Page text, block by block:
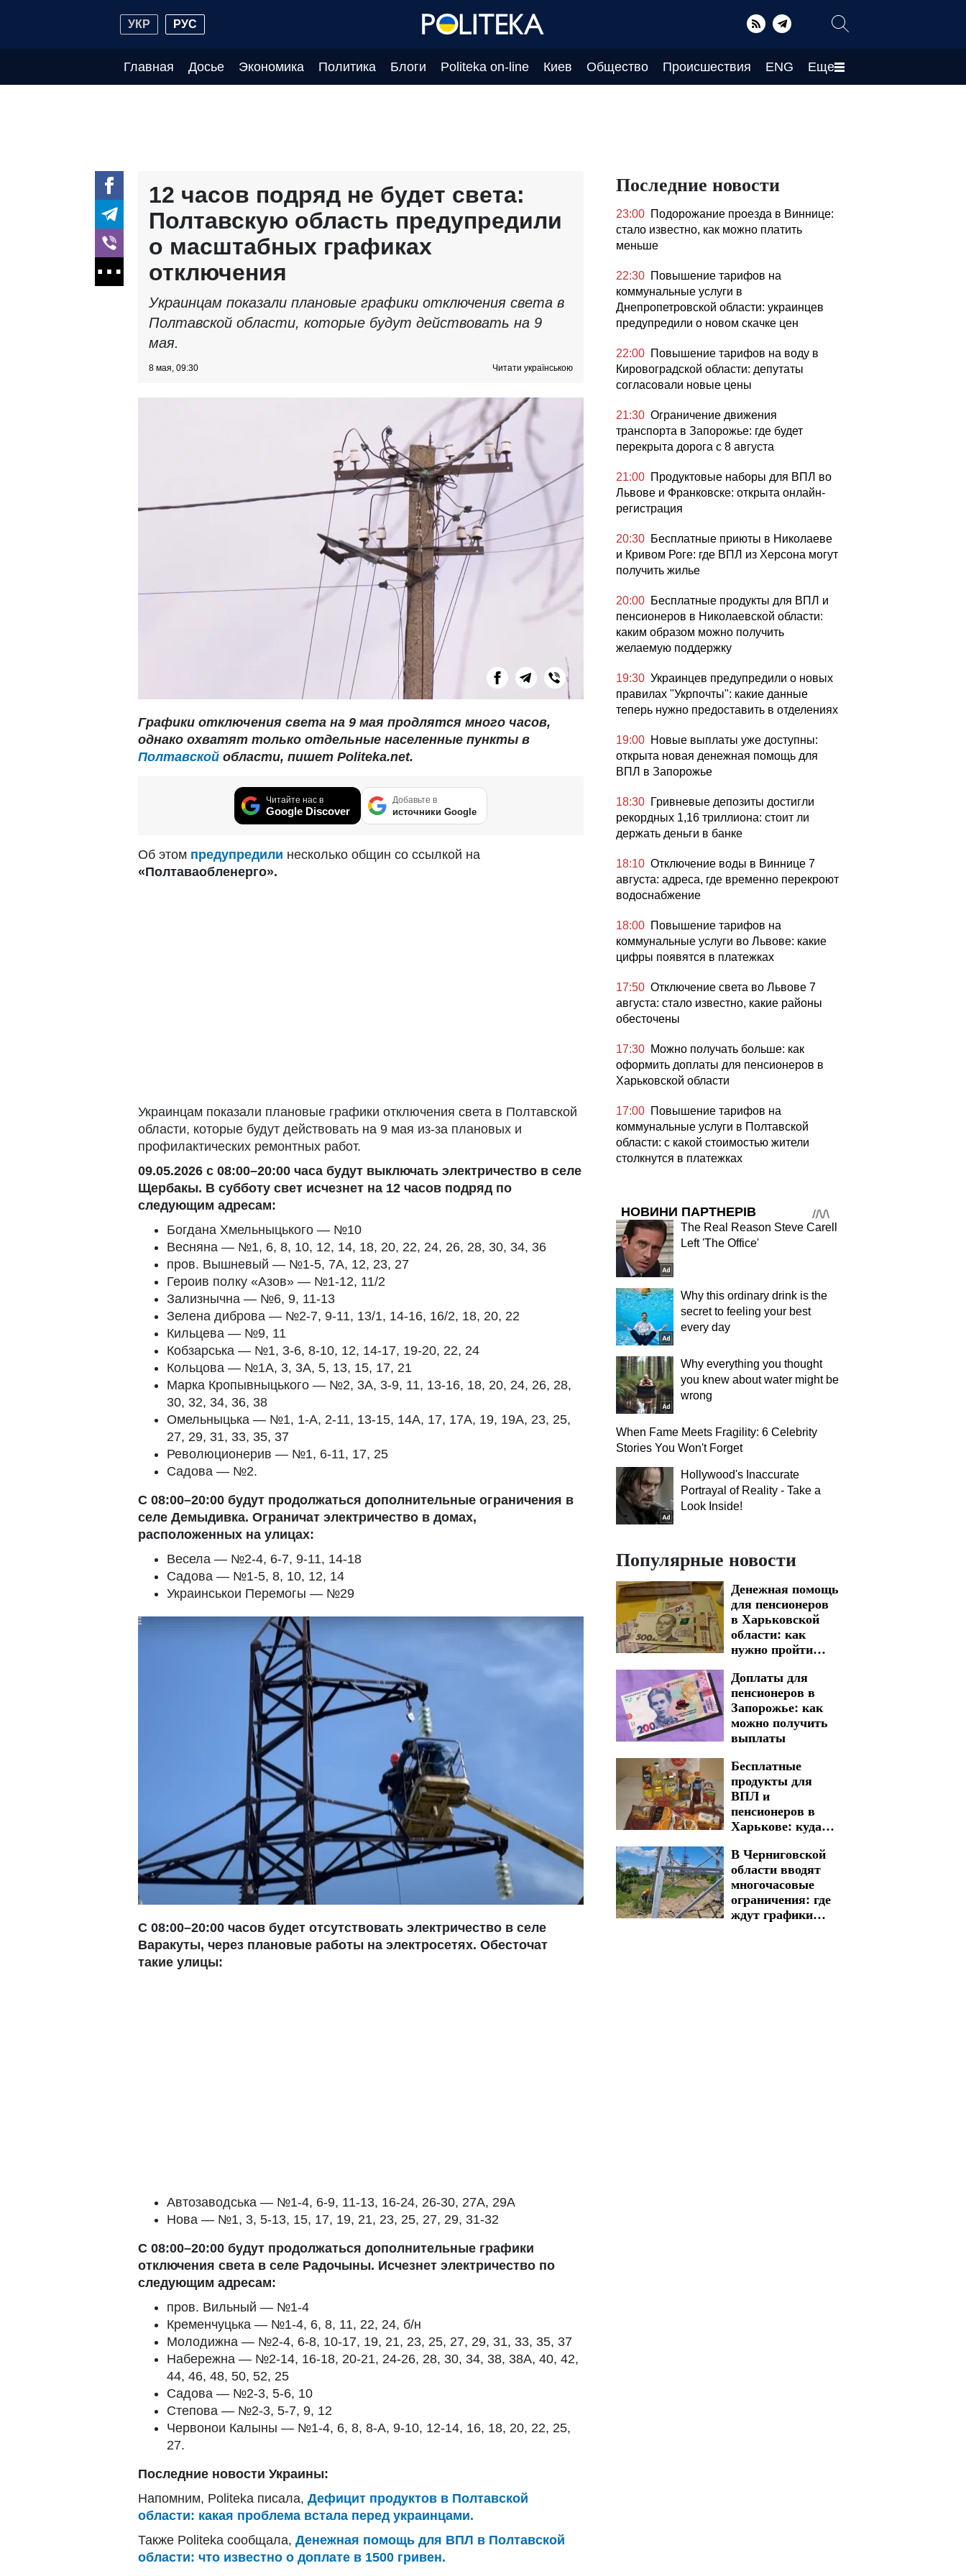
УКР РУС
Главная Досье Экономика Политика Блоги Politeka on-line Киев Общество Происшествия ENG Еще
12 часов подряд не будет света:
Полтавскую область предупредили
о масштабных графиках
отключения
Украинцам показали плановые графики отключения света в
Полтавской области, которые будут действовать на 9
мая.
8 мая, 09:30 Читати українською
Графики отключения света на 9 мая продлятся много часов,
однако охватят только отдельные населенные пункты в
Полтавской области, пишет Politeka.net.
Читайте нас в
Google Discover
Добавьте в
источники Google
Об этом предупредили несколько общин со ссылкой на
«Полтаваобленерго».
Украинцам показали плановые графики отключения света в Полтавской
области, которые будут действовать на 9 мая из-за плановых и
профилактических ремонтных работ.
09.05.2026 с 08:00–20:00 часа будут выключать электричество в селе
Щербакы. В субботу свет исчезнет на 12 часов подряд по
следующим адресам:
Богдана Хмельныцького — №10
Весняна — №1, 6, 8, 10, 12, 14, 18, 20, 22, 24, 26, 28, 30, 34, 36
пров. Вышневый — №1-5, 7А, 12, 23, 27
Героив полку «Азов» — №1-12, 11/2
Зализнычна — №6, 9, 11-13
Зелена диброва — №2-7, 9-11, 13/1, 14-16, 16/2, 18, 20, 22
Кильцева — №9, 11
Кобзарська — №1, 3-6, 8-10, 12, 14-17, 19-20, 22, 24
Кольцова — №1А, 3, 3А, 5, 13, 15, 17, 21
Марка Кропывныцького — №2, 3А, 3-9, 11, 13-16, 18, 20, 24, 26, 28,
30, 32, 34, 36, 38
Омельныцька — №1, 1-А, 2-11, 13-15, 14А, 17, 17А, 19, 19А, 23, 25,
27, 29, 31, 33, 35, 37
Революционерив — №1, 6-11, 17, 25
Садова — №2.
С 08:00–20:00 будут продолжаться дополнительные ограничения в
селе Демыдивка. Ограничат электричество в домах,
расположенных на улицах:
Весела — №2-4, 6-7, 9-11, 14-18
Садова — №1-5, 8, 10, 12, 14
Украинськои Перемогы — №29
С 08:00–20:00 часов будет отсутствовать электричество в селе
Варакуты, через плановые работы на электросетях. Обесточат
такие улицы:
Автозаводська — №1-4, 6-9, 11-13, 16-24, 26-30, 27А, 29А
Нова — №1, 3, 5-13, 15, 17, 19, 21, 23, 25, 27, 29, 31-32
С 08:00–20:00 будут продолжаться дополнительные графики
отключения света в селе Радочыны. Исчезнет электричество по
следующим адресам:
пров. Вильный — №1-4
Кременчуцька — №1-4, 6, 8, 11, 22, 24, б/н
Молодижна — №2-4, 6-8, 10-17, 19, 21, 23, 25, 27, 29, 31, 33, 35, 37
Набережна — №2-14, 16-18, 20-21, 24-26, 28, 30, 34, 38, 38А, 40, 42,
44, 46, 48, 50, 52, 25
Садова — №2-3, 5-6, 10
Степова — №2-3, 5-7, 9, 12
Червонои Калыны — №1-4, 6, 8, 8-А, 9-10, 12-14, 16, 18, 20, 22, 25,
27.
Последние новости Украины:
Напомним, Politeka писала, Дефицит продуктов в Полтавской
области: какая проблема встала перед украинцами.
Также Politeka сообщала, Денежная помощь для ВПЛ в Полтавской
области: что известно о доплате в 1500 гривен.
Последние новости
23:00 Подорожание проезда в Виннице:
стало известно, как можно платить
меньше
22:30 Повышение тарифов на
коммунальные услуги в
Днепропетровской области: украинцев
предупредили о новом скачке цен
22:00 Повышение тарифов на воду в
Кировоградской области: депутаты
согласовали новые цены
21:30 Ограничение движения
транспорта в Запорожье: где будет
перекрыта дорога с 8 августа
21:00 Продуктовые наборы для ВПЛ во
Львове и Франковске: открыта онлайн-
регистрация
20:30 Бесплатные приюты в Николаеве
и Кривом Роге: где ВПЛ из Херсона могут
получить жилье
20:00 Бесплатные продукты для ВПЛ и
пенсионеров в Николаевской области:
каким образом можно получить
желаемую поддержку
19:30 Украинцев предупредили о новых
правилах "Укрпочты": какие данные
теперь нужно предоставить в отделениях
19:00 Новые выплаты уже доступны:
открыта новая денежная помощь для
ВПЛ в Запорожье
18:30 Гривневые депозиты достигли
рекордных 1,16 триллиона: стоит ли
держать деньги в банке
18:10 Отключение воды в Виннице 7
августа: адреса, где временно перекроют
водоснабжение
18:00 Повышение тарифов на
коммунальные услуги во Львове: какие
цифры появятся в платежках
17:50 Отключение света во Львове 7
августа: стало известно, какие районы
обесточены
17:30 Можно получать больше: как
оформить доплаты для пенсионеров в
Харьковской области
17:00 Повышение тарифов на
коммунальные услуги в Полтавской
области: с какой стоимостью жители
столкнутся в платежках
НОВИНИ ПАРТНЕРІВ
The Real Reason Steve Carell
Left 'The Office'
Why this ordinary drink is the
secret to feeling your best
every day
Why everything you thought
you knew about water might be
wrong
When Fame Meets Fragility: 6 Celebrity
Stories You Won't Forget
Hollywood's Inaccurate
Portrayal of Reality - Take a
Look Inside!
Популярные новости
Денежная помощь
для пенсионеров
в Харьковской
области: как
нужно пройти
получения
выплат
Доплаты для
пенсионеров в
Запорожье: как
можно получить
выплаты
Бесплатные
продукты для
ВПЛ и
пенсионеров в
Харькове: куда
получения
жизненно важной
помощи
В Черниговской
области вводят
многочасовые
ограничения: где
ждут графики